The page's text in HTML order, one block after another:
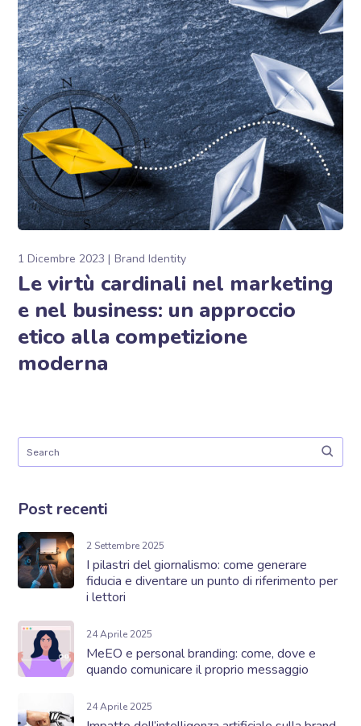
1 Dicembre 2023 Brand Identity
Le virtù cardinali nel marketing
e nel business: un approccio
etico alla competizione
moderna
Post recenti
2 Settembre 2025
I pilastri del giornalismo: come generare
fiducia e diventare un punto di riferimento per
i lettori
24 Aprile 2025
MeEO e personal branding: come, dove e
quando comunicare il proprio messaggio
24 Aprile 2025